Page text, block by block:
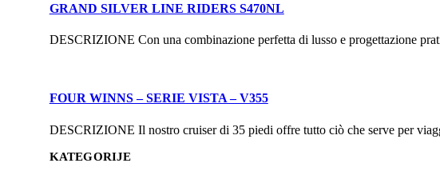
GRAND SILVER LINE RIDERS S470NL
DESCRIZIONE Con una combinazione perfetta di lusso e progettazione
FOUR WINNS – SERIE VISTA – V355
DESCRIZIONE Il nostro cruiser di 35 piedi offre tutto ciò che serve per
KATEGORIJE